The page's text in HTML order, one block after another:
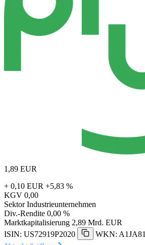
1,89 EUR
+ 0,10 EUR +5,83 %
KGV 0,00
Sektor Industrieunternehmen
Div.-Rendite 0,00 %
Marktkapitalisierung 2,89 Mrd. EUR
ISIN: US72919P2020
WKN: A1JA81